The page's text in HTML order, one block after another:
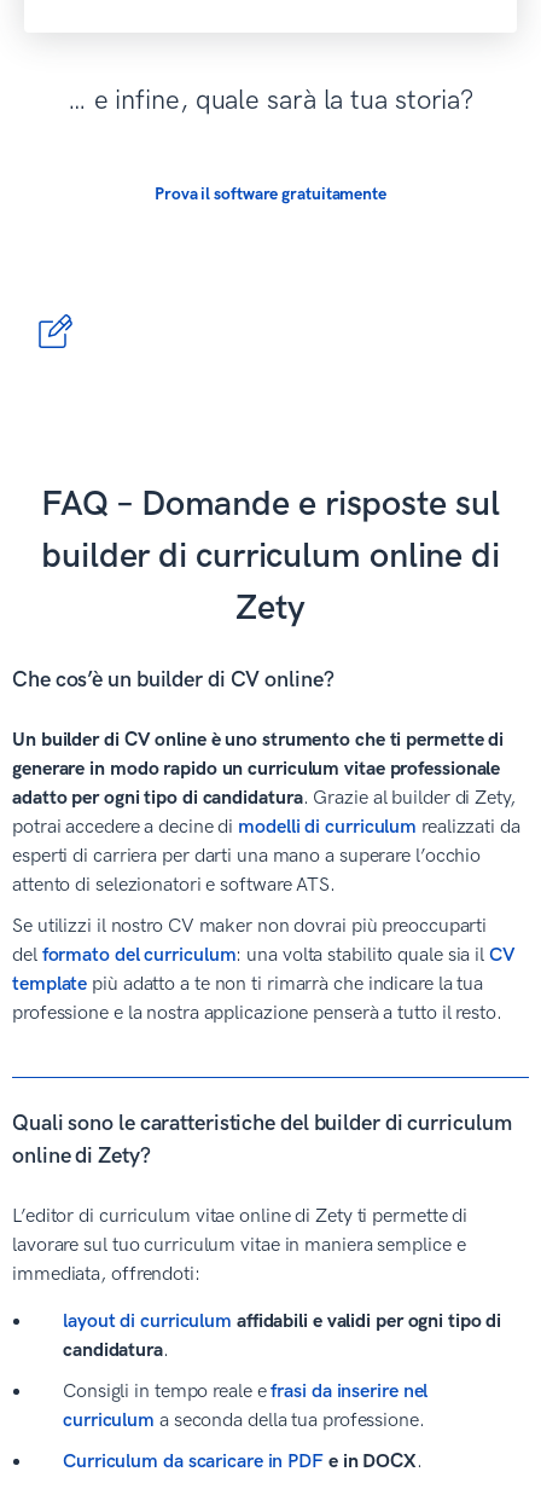
… e infine, quale sarà la tua storia?
Prova il software gratuitamente
FAQ – Domande e risposte sul
builder di curriculum online di
Zety
Che cos’è un builder di CV online?
Un builder di CV online è uno strumento che ti permette di
generare in modo rapido un curriculum vitae professionale
adatto per ogni tipo di candidatura. Grazie al builder di Zety,
potrai accedere a decine di modelli di curriculum realizzati da
esperti di carriera per darti una mano a superare l’occhio
attento di selezionatori e software ATS.
Se utilizzi il nostro CV maker non dovrai più preoccuparti
del formato del curriculum: una volta stabilito quale sia il CV
template più adatto a te non ti rimarrà che indicare la tua
professione e la nostra applicazione penserà a tutto il resto.
Quali sono le caratteristiche del builder di curriculum
online di Zety?
L’editor di curriculum vitae online di Zety ti permette di
lavorare sul tuo curriculum vitae in maniera semplice e
immediata, offrendoti:
layout di curriculum affidabili e validi per ogni tipo di
candidatura.
Consigli in tempo reale efrasi da inserire nel
curriculum a seconda della tua professione.
Curriculum da scaricare in PDF e in DOCX.